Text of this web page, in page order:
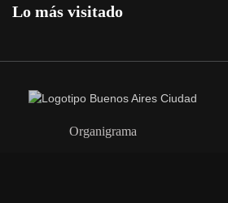
Lo más visitado
Organigrama